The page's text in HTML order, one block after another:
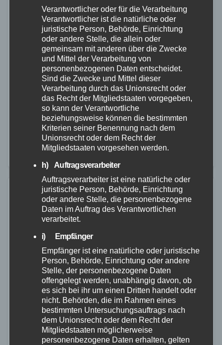
FEUERWEHR WESTERWALD
Feuerwehr Alpenrod erhält neues
Mannschaftstransportfahrzeug
1. JULI 2026
Der Florianstag der Freiwilligen Feuerwehr Alpenrod
stand in diesem Jahr ganz im Zeichen neuer Technik
und der Anerkennung ehrenamtlichen Engagements.
Neben der Übergabe eines neuen
mehrere Feuerwehrangehörige…
Verantwortlicher oder für die Verarbeitung
Verantwortlicher ist die natürliche oder
juristische Person, Behörde, Einrichtung
oder andere Stelle, die allein oder
gemeinsam mit anderen über die Zwecke
und Mittel der Verarbeitung von
personenbezogenen Daten entscheidet.
Sind die Zwecke und Mittel dieser
Verarbeitung durch das Unionsrecht oder
das Recht der Mitgliedstaaten vorgegeben,
so kann der Verantwortliche
beziehungsweise können die bestimmten
Kriterien seiner Benennung nach dem
Unionsrecht oder dem Recht der
Mitgliedstaaten vorgesehen werden.
h) Auftragsverarbeiter
Auftragsverarbeiter ist eine natürliche oder
juristische Person, Behörde, Einrichtung
oder andere Stelle, die personenbezogene
Daten im Auftrag des Verantwortlichen
verarbeitet.
i) Empfänger
Empfänger ist eine natürliche oder juristische
Person, Behörde, Einrichtung oder andere
Stelle, der personenbezogene Daten
offengelegt werden, unabhängig davon, ob
es sich bei ihr um einen Dritten handelt oder
nicht. Behörden, die im Rahmen eines
bestimmten Untersuchungsauftrags nach
dem Unionsrecht oder dem Recht der
Mitgliedstaaten möglicherweise
personenbezogene Daten erhalten, gelten